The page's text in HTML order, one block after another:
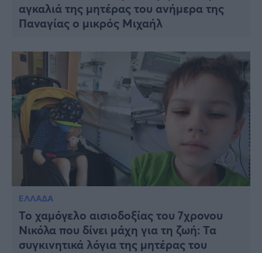
αγκαλιά της μητέρας του ανήμερα της
Παναγίας ο μικρός Μιχαήλ
ΕΛΛΑΔΑ
Το χαμόγελο αισιοδοξίας του 7χρονου
Νικόλα που δίνει μάχη για τη ζωή: Τα
συγκινητικά λόγια της μητέρας του